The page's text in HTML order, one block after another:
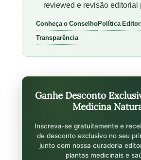
reviewed e revisão editorial
Conheça o ConselhoPolítica
Transparência
Ganhe Desconto
Medicina
Inscreva-se gratuitamente e
de desconto exclusivo no seu
junto com nossa curadoria
plantas medicinais e